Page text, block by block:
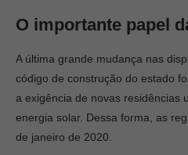
O importante papel
A última grande mudança nas
código de construção do estado
a exigência de novas residências
energia solar. Dessa forma, as
de janeiro de 2020.